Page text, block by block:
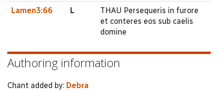
Lamen3:66 L
THAU Persequeris in furore
et conteres eos sub caelis
domine
Authoring information
Chant added by: Debra